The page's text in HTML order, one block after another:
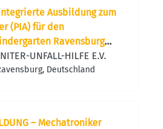
Ausbildung zum
(PIA) für den
Ravensburg
UNFALL-HILFE E.V.
Deutschland
– Mechatroniker